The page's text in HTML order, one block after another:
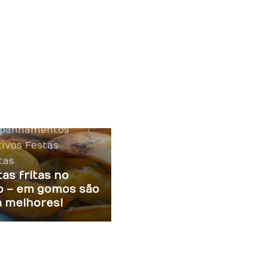
Festas
fritas no
– em gomos são
melhores!